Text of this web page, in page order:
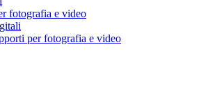
fotografia e video
per fotografia e video